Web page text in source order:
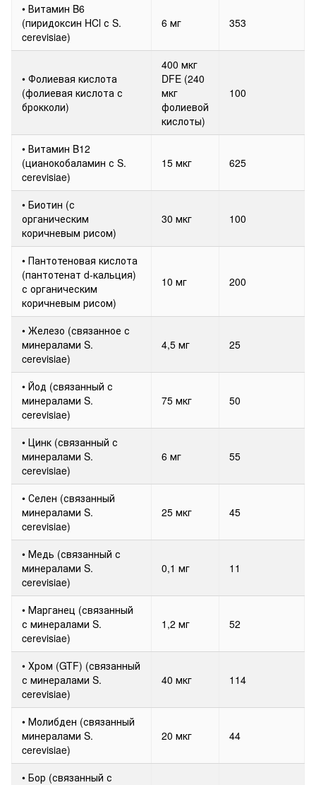
• Витамин B6
(пиридоксин HCl с S.
cerevisiae)
6 мг 353
• Фолиевая кислота
(фолиевая кислота с
брокколи)
400 мкг
DFE (240
мкг
фолиевой
кислоты)
100
• Витамин B12
(цианокобаламин с S.
cerevisiae)
15 мкг 625
• Биотин (с
органическим
коричневым рисом)
30 мкг 100
• Пантотеновая кислота
(пантотенат d-кальция)
с органическим
коричневым рисом)
10 мг 200
• Железо (связанное с
минералами S.
cerevisiae)
4,5 мг 25
• Йод (связанный с
минералами S.
cerevisiae)
75 мкг 50
• Цинк (связанный с
минералами S.
cerevisiae)
6 мг 55
• Селен (связанный
минералами S.
cerevisiae)
25 мкг 45
• Медь (связанный с
минералами S.
cerevisiae)
0,1 мг 11
• Марганец (связанный
с минералами S.
cerevisiae)
1,2 мг 52
• Хром (GTF) (связанный
с минералами S.
cerevisiae)
40 мкг 114
• Молибден (связанный
минералами S.
cerevisiae)
20 мкг 44
• Бор (связанный с